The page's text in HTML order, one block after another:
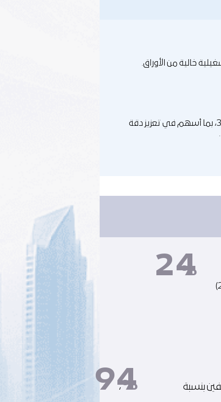
خالية من الأوراق.
بدأت الشركة الإفصاح عن عدد من فئات النطاق 3، بما أسهم في تعزيز دقة
24
%
بنسبة 94
%،